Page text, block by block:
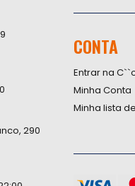
290
CONTA
Entrar na
Minha Conta
Minha lista